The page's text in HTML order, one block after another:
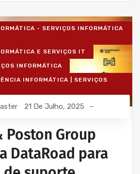
- SERVIÇOS INFORMÁTICA
E SERVIÇOS IT
INFORMÁTICA
INFORMÁTICA | SERVIÇOS
INFORMÁTICA
21 De Julho, 2025
Poston Group
DataRoad para